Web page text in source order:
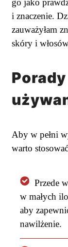
go jako
i znaczenie.
zauważyłam
skóry i
Aby w pełni
warto
Przede
w małych
aby
nawilżenie.